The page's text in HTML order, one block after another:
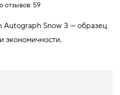
отзывов: 59
Snow 3 — образец
экономичности.